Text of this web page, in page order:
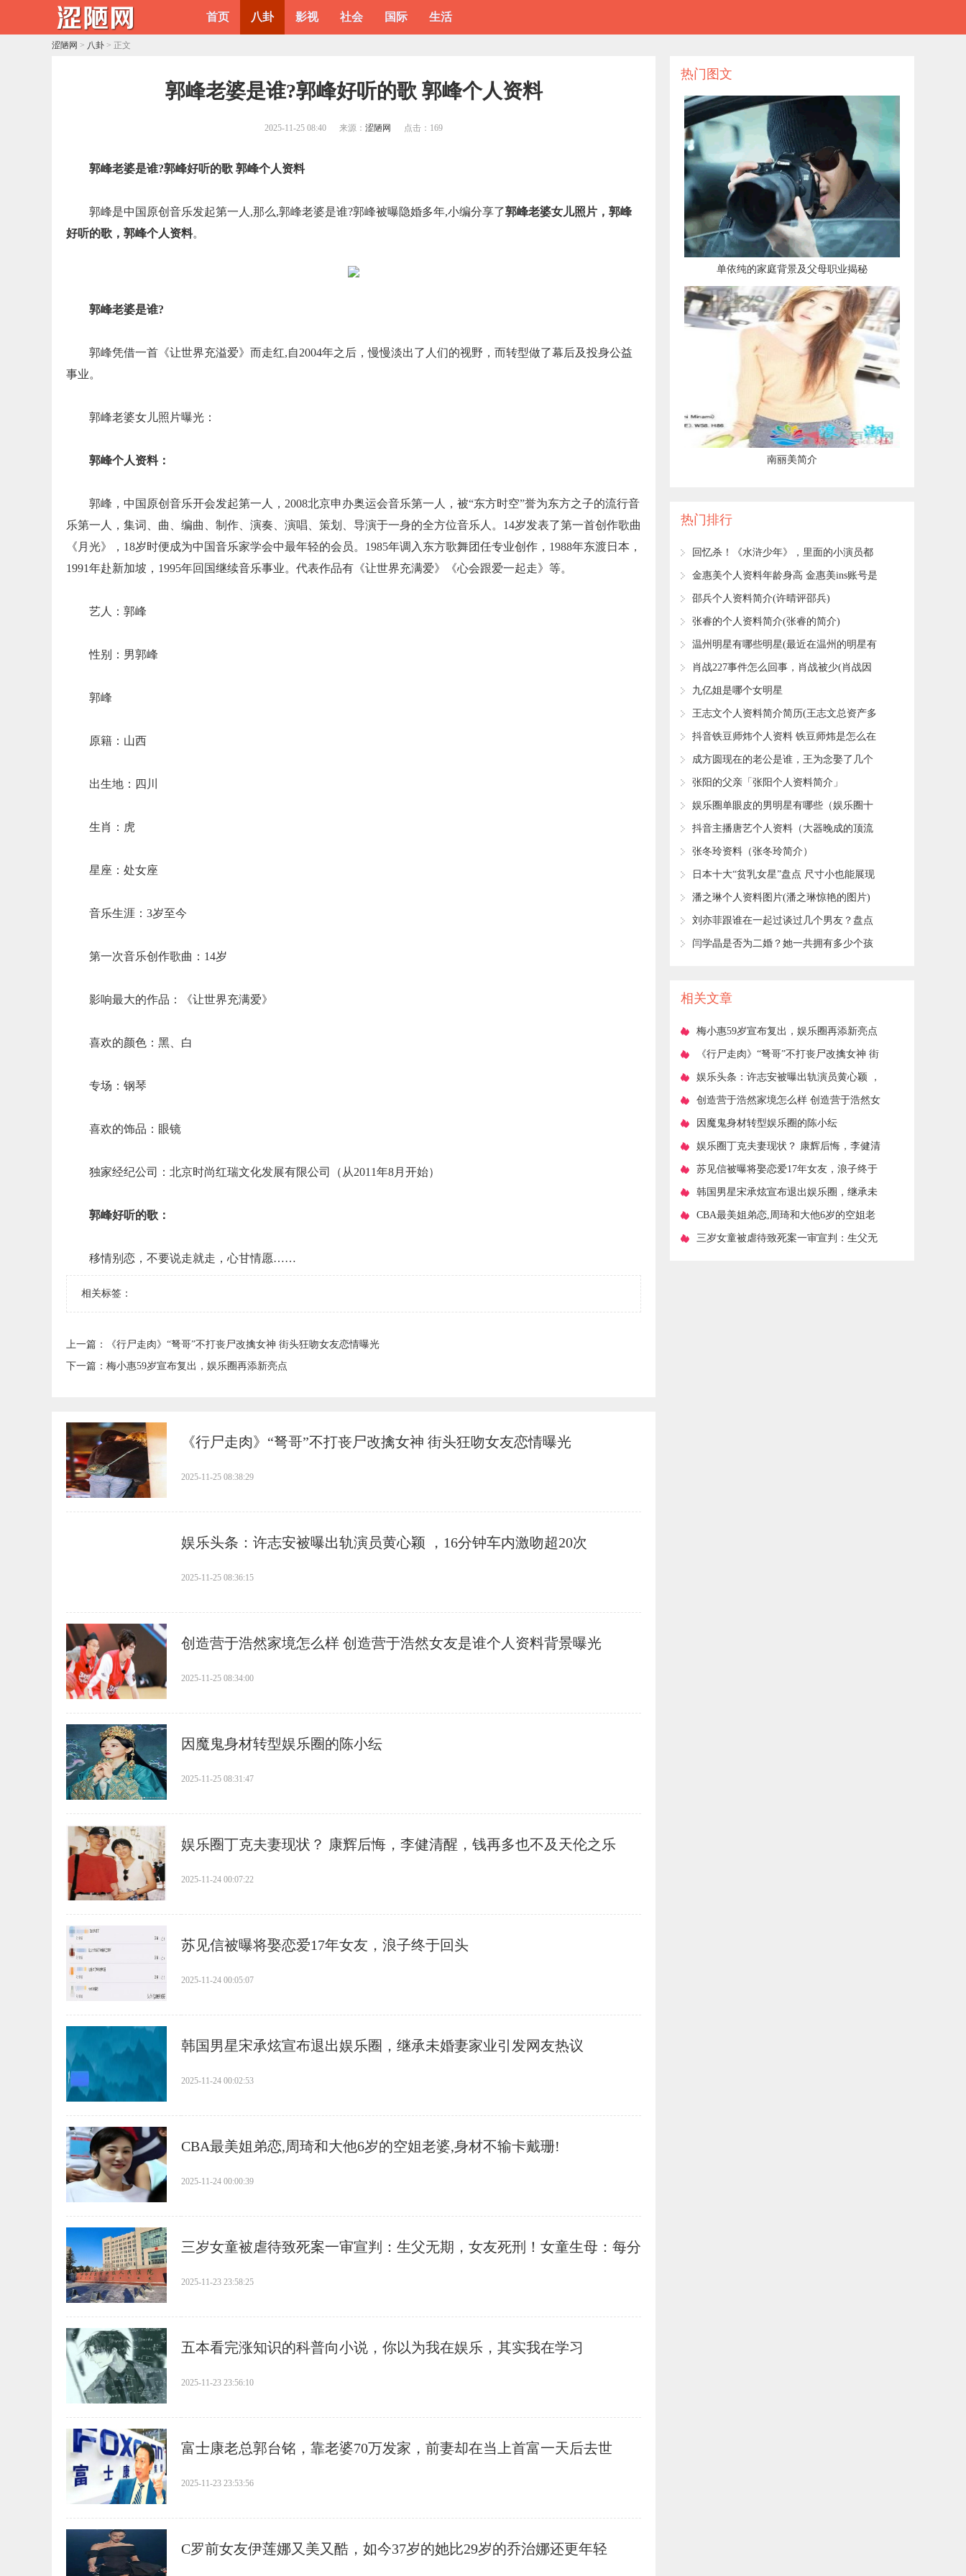
首页 八卦 影视 社会 国际 生活
涩陋网 > 八卦 > 正文
​郭峰老婆是谁?郭峰好听的歌 郭峰个人资料
2025-11-25 08:40 来源： 涩陋网 点击： 169
郭峰老婆是谁?郭峰好听的歌 郭峰个人资料
郭峰是中国原创音乐发起第一人,那么,郭峰老婆是谁?郭峰被曝隐婚多年,小编分享了郭峰老婆女儿照片，郭峰
好听的歌，郭峰个人资料。
郭峰老婆是谁?
郭峰凭借一首《让世界充溢爱》而走红,自2004年之后，慢慢淡出了人们的视野，而转型做了幕后及投身公益
事业。
郭峰老婆女儿照片曝光：
郭峰个人资料：
郭峰，中国原创音乐开会发起第一人，2008北京申办奥运会音乐第一人，被“东方时空”誉为东方之子的流行音
乐第一人，集词、曲、编曲、制作、演奏、演唱、策划、导演于一身的全方位音乐人。14岁发表了第一首创作歌曲
《月光》，18岁时便成为中国音乐家学会中最年轻的会员。1985年调入东方歌舞团任专业创作，1988年东渡日本，
1991年赴新加坡，1995年回国继续音乐事业。代表作品有《让世界充满爱》《心会跟爱一起走》等。
艺人：郭峰
性别：男郭峰
郭峰
原籍：山西
出生地：四川
生肖：虎
星座：处女座
音乐生涯：3岁至今
第一次音乐创作歌曲：14岁
影响最大的作品：《让世界充满爱》
喜欢的颜色：黑、白
专场：钢琴
喜欢的饰品：眼镜
独家经纪公司：北京时尚红瑞文化发展有限公司（从2011年8月开始）
郭峰好听的歌：
移情别恋，不要说走就走，心甘情愿……
相关标签：
上一篇：
​《行尸走肉》“弩哥”不打丧尸改擒女神 街头狂吻女友恋情曝光
下一篇： ​梅小惠59岁宣布复出，娱乐圈再添新亮点
​《行尸走肉》“弩哥”不打丧尸改擒女神 街头狂吻女友恋情曝光
2025-11-25 08:38:29
​娱乐头条：许志安被曝出轨演员黄心颖 ，16分钟车内激吻超20次
2025-11-25 08:36:15
​创造营于浩然家境怎么样 创造营于浩然女友是谁个人资料背景曝光
2025-11-25 08:34:00
​因魔鬼身材转型娱乐圈的陈小纭
2025-11-25 08:31:47
​娱乐圈丁克夫妻现状？ 康辉后悔，李健清醒，钱再多也不及天伦之乐
2025-11-24 00:07:22
​苏见信被曝将娶恋爱17年女友，浪子终于回头
2025-11-24 00:05:07
​韩国男星宋承炫宣布退出娱乐圈，继承未婚妻家业引发网友热议
2025-11-24 00:02:53
​CBA最美姐弟恋,周琦和大他6岁的空姐老婆,身材不输卡戴珊!
2025-11-24 00:00:39
​三岁女童被虐待致死案一审宣判：生父无期，女友死刑！女童生母：每分
2025-11-23 23:58:25
​五本看完涨知识的科普向小说，你以为我在娱乐，其实我在学习
2025-11-23 23:56:10
​富士康老总郭台铭，靠老婆70万发家，前妻却在当上首富一天后去世
2025-11-23 23:53:56
​C罗前女友伊莲娜又美又酷，如今37岁的她比29岁的乔治娜还更年轻
热门图文
​单依纯的家庭背景及父母职业揭秘
​南丽美简介
热门排行
​回忆杀！《水浒少年》，里面的小演员都
长大了，你还记得几个？
​金惠美个人资料年龄身高 金惠美ins账号是
什么
​邵兵个人资料简介(许晴评邵兵)
​张睿的个人资料简介(张睿的简介)
​温州明星有哪些明星(最近在温州的明星有
哪些)
​肖战227事件怎么回事，肖战被少(肖战因
为227事件)
​九亿姐是哪个女明星
​王志文个人资料简介简历(王志文总资产多
少亿)
​抖音铁豆师炜个人资料 铁豆师炜是怎么在
抖音红起来的
​成方圆现在的老公是谁，王为念娶了几个
老婆
​张阳的父亲「张阳个人资料简介」
​娱乐圈单眼皮的男明星有哪些（娱乐圈十
大最帅单眼皮男星）
​抖音主播唐艺个人资料（大器晚成的顶流
网红）
​张冬玲资料（张冬玲简介）
​日本十大“贫乳女星”盘点 尺寸小也能展现
迷人性感风采
​潘之琳个人资料图片(潘之琳惊艳的图片)
​刘亦菲跟谁在一起过谈过几个男友？盘点
刘亦菲的历任男友感情史
​闫学晶是否为二婚？她一共拥有多少个孩
相关文章
​梅小惠59岁宣布复出，娱乐圈再添新亮点
​《行尸走肉》“弩哥”不打丧尸改擒女神 街
头狂吻女友恋情曝光
​娱乐头条：许志安被曝出轨演员黄心颖 ，
16分钟车内激吻超20次
​创造营于浩然家境怎么样 创造营于浩然女
友是谁个人资料背景曝光
​因魔鬼身材转型娱乐圈的陈小纭
​娱乐圈丁克夫妻现状？ 康辉后悔，李健清
醒，钱再多也不及天伦之乐
​苏见信被曝将娶恋爱17年女友，浪子终于
回头
​韩国男星宋承炫宣布退出娱乐圈，继承未
婚妻家业引发网友热议
​CBA最美姐弟恋,周琦和大他6岁的空姐老
婆,身材不输卡戴珊!
​三岁女童被虐待致死案一审宣判：生父无